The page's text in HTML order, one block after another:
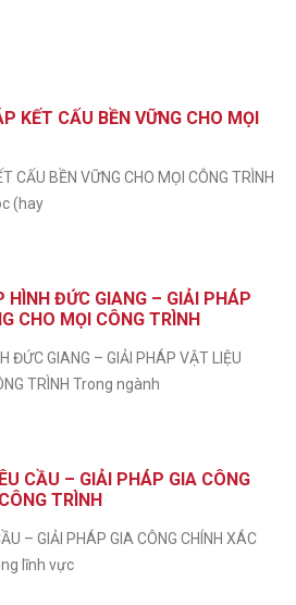
KẾT CẤU BỀN VỮNG CHO MỌI
CẤU BỀN VỮNG CHO MỌI CÔNG TRÌNH
(hay
HÌNH ĐỨC GIANG – GIẢI PHÁP
CHO MỌI CÔNG TRÌNH
ĐỨC GIANG – GIẢI PHÁP VẬT LIỆU
TRÌNH Trong ngành
CẦU – GIẢI PHÁP GIA CÔNG
TRÌNH
– GIẢI PHÁP GIA CÔNG CHÍNH XÁC
lĩnh vực